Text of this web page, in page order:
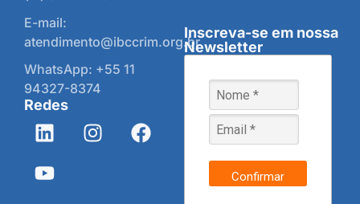
E-mail:
atendimento@ibccrim.org.br
WhatsApp: +55 11
94327-8374
Redes
Inscreva-se em nossa
Newsletter
Confirmar